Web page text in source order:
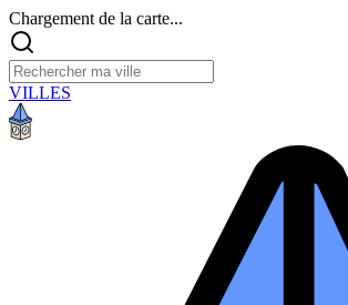
Chargement de la carte...
VILLES